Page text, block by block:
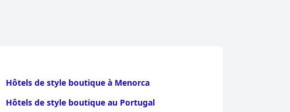
Hôtels de style boutique à Menorca
Hôtels de style boutique au Portugal